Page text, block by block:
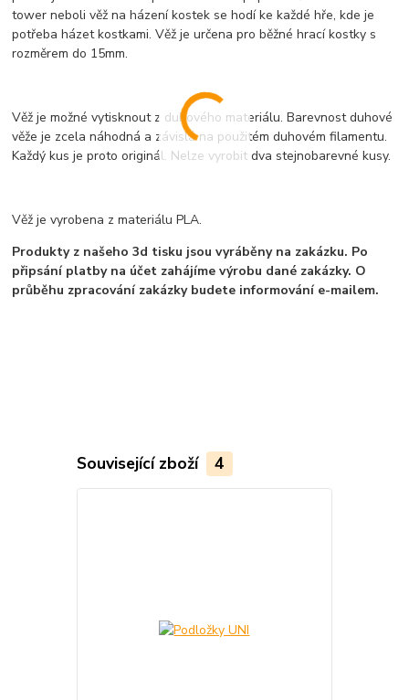
tower neboli věž na házení kostek se hodí ke každé hře, kde je
potřeba házet kostkami. Věž je určena pro běžné hrací kostky s
rozměrem do 15mm.
Věž je možné vytisknout z duhového materiálu. Barevnost duhové
věže je zcela náhodná a závislá na použitém duhovém filamentu.
Každý kus je proto originál. Nelze vyrobit dva stejnobarevné kusy.
Věž je vyrobena z materiálu PLA.
Produkty z našeho 3d tisku jsou vyráběny na zakázku. Po
připsání platby na účet zahájíme výrobu dané zakázky. O
průběhu zpracování zakázky budete informování e-mailem.
Související zboží 4